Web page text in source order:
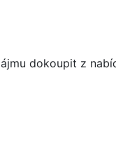
dokoupit z